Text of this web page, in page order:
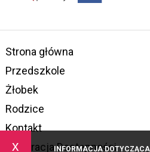
x INFORMACJA
Strona główna
Przedszkole
Żłobek
Rodzice
Kontakt
Deklaracja Dostępności